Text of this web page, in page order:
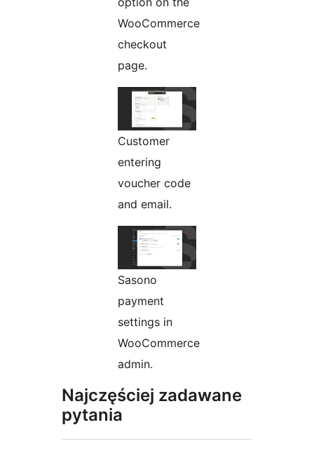
WooCommerce
checkout
page.
Customer
entering
voucher code
and email.
Sasono
payment
settings in
WooCommerce
admin.
Najczęściej zadawane
pytania